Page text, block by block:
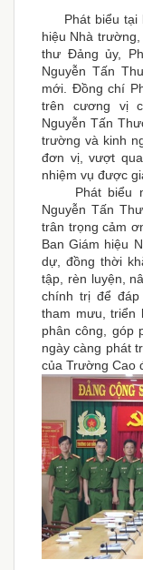
Phát biểu tại
hiệu Nhà
thư Đảng ủy,
Nguyễn Tấn
mới. Đồng chí
trên cương vị
Nguyễn Tấn
trường và kinh
đơn vị, vượt
nhiệm vụ được
Phát biểu
Nguyễn Tấn
trân trọng cảm
Ban Giám hiệu
dự, đồng thời
tập, rèn luyện,
chính trị để
tham mưu, triển
phân công, góp
ngày càng phát
của Trường Cao